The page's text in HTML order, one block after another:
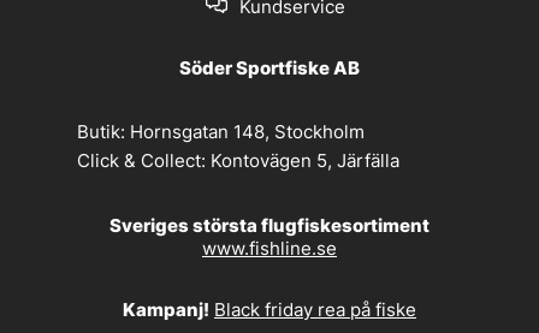
Kundservice
Söder Sportfiske AB
Butik: Hornsgatan 148, Stockholm
Click & Collect: Kontovägen 5, Järfälla
Sveriges största flugfiskesortiment
www.fishline.se
Kampanj! Black friday rea på fiske